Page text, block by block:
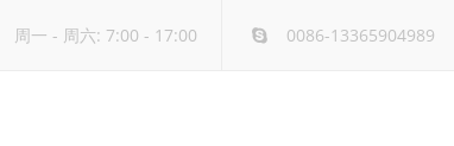
周一 - 周六: 7:00 - 17:00 0086-13365904989